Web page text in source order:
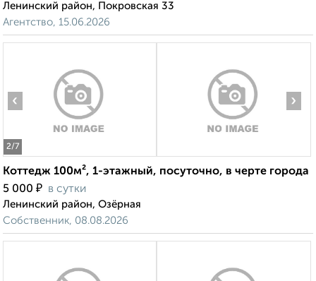
Ленинский район, Покровская 33
Агентство, 15.06.2026
2/7
‹ ›
Коттедж 100м², 1-этажный, посуточно, в черте города
5 000 ₽ в сутки
Ленинский район, Озёрная
Собственник, 08.08.2026